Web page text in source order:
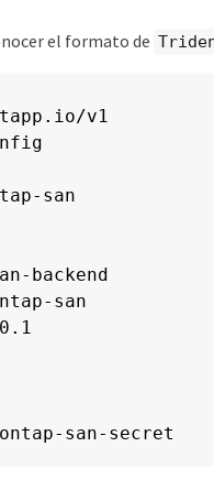
el formato de
v1
san
backend
san
san-secret